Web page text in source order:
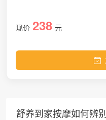
现价 238 元
舒养到家按摩如何辨